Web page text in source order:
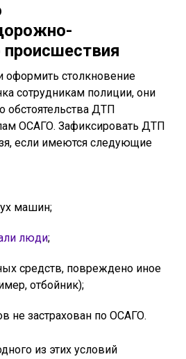
происшествия
оформить столкновение
сотрудникам полиции, они
обстоятельства ДТП
ОСАГО. Зафиксировать ДТП
если имеются следующие
машин;
люди;
средств, повреждено иное
отбойник);
не застрахован по ОСАГО.
из этих условий